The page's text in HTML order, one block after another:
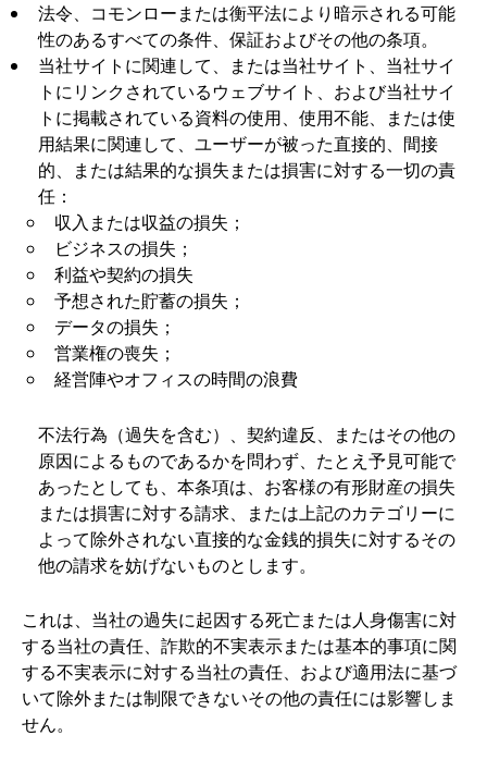
法令、コモンローまたは衡平法により暗示される可能
性のあるすべての条件、保証およびその他の条項。
当社サイトに関連して、または当社サイト、当社サイ
トにリンクされているウェブサイト、および当社サイ
トに掲載されている資料の使用、使用不能、または使
用結果に関連して、ユーザーが被った直接的、間接
的、または結果的な損失または損害に対する一切の責
任：
収入または収益の損失；
ビジネスの損失；
利益や契約の損失
予想された貯蓄の損失；
データの損失；
営業権の喪失；
経営陣やオフィスの時間の浪費
不法行為（過失を含む）、契約違反、またはその他の
原因によるものであるかを問わず、たとえ予見可能で
あったとしても、本条項は、お客様の有形財産の損失
または損害に対する請求、または上記のカテゴリーに
よって除外されない直接的な金銭的損失に対するその
他の請求を妨げないものとします。
これは、当社の過失に起因する死亡または人身傷害に対
する当社の責任、詐欺的不実表示または基本的事項に関
する不実表示に対する当社の責任、および適用法に基づ
いて除外または制限できないその他の責任には影響しま
せん。